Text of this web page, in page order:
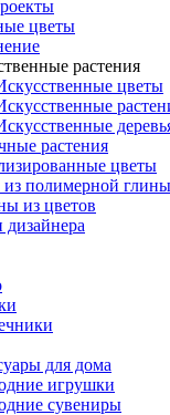
цветы
растения
цветы
растения
цветы
полимерной глины
из цветов
дизайнера
для дома
игрушки
сувениры